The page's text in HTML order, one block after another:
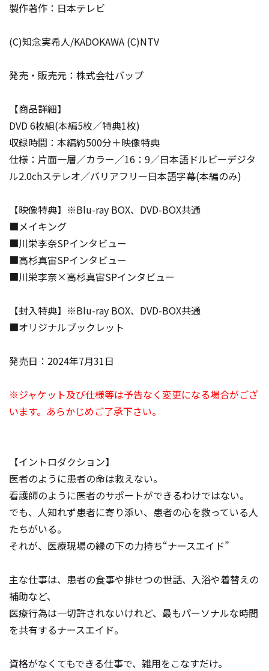
製作著作：日本テレビ
(C)知念実希人/KADOKAWA (C)NTV
発売・販売元：株式会社バップ
【商品詳細】
DVD 6枚組(本編5枚／特典1枚)
収録時間：本編約500分＋映像特典
仕様：片面一層／カラー／16：9／日本語ドルビーデジタ
ル2.0chステレオ／バリアフリー日本語字幕(本編のみ)
【映像特典】※Blu-ray BOX、DVD-BOX共通
■メイキング
■川栄李奈SPインタビュー
■高杉真宙SPインタビュー
■川栄李奈×高杉真宙SPインタビュー
【封入特典】※Blu-ray BOX、DVD-BOX共通
■オリジナルブックレット
発売日：2024年7月31日
※ジャケット及び仕様等は予告なく変更になる場合がござ
います。あらかじめご了承下さい。
【イントロダクション】
医者のように患者の命は救えない。
看護師のように医者のサポートができるわけではない。
でも、人知れず患者に寄り添い、患者の心を救っている人
たちがいる。
それが、医療現場の縁の下の力持ち“ナースエイド”
主な仕事は、患者の食事や排せつの世話、入浴や着替えの
補助など、
医療行為は一切許されないけれど、最もパーソナルな時間
を共有するナースエイド。
資格がなくてもできる仕事で、雑用をこなすだけ。